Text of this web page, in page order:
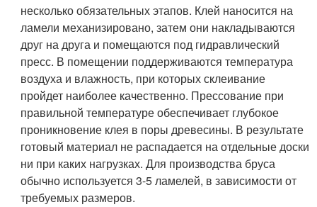
несколько обязательных этапов. Клей наносится на
ламели механизировано, затем они накладываются
друг на друга и помещаются под гидравлический
пресс. В помещении поддерживаются температура
воздуха и влажность, при которых склеивание
пройдет наиболее качественно. Прессование при
правильной температуре обеспечивает глубокое
проникновение клея в поры древесины. В результате
готовый материал не распадается на отдельные доски
ни при каких нагрузках. Для производства бруса
обычно используется 3-5 ламелей, в зависимости от
требуемых размеров.